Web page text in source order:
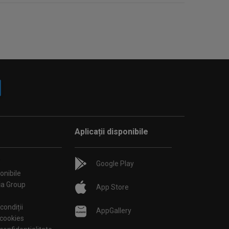
Group
Aplicații disponibile
Google Play
App Store
AppGallery